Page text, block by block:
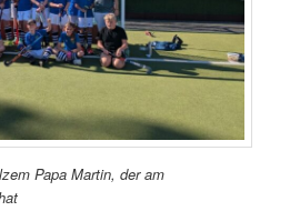
Papa Martin, der am